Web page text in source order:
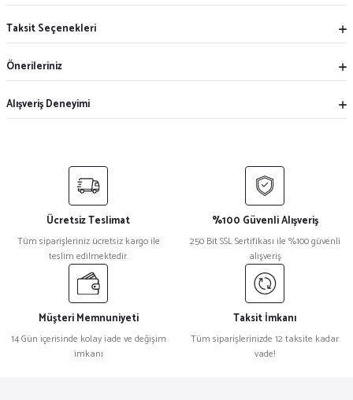
Taksit Seçenekleri
Önerileriniz
Alışveriş Deneyimi
Ücretsiz Teslimat
Tüm siparişleriniz ücretsiz kargo ile
teslim edilmektedir.
%100 Güvenli Alışveriş
250 Bit SSL Sertifikası ile %100 güvenli
alışveriş
Müşteri Memnuniyeti
14 Gün içerisinde kolay iade ve değişim
imkanı
Taksit İmkanı
Tüm siparişlerinizde 12 taksite kadar
vade!